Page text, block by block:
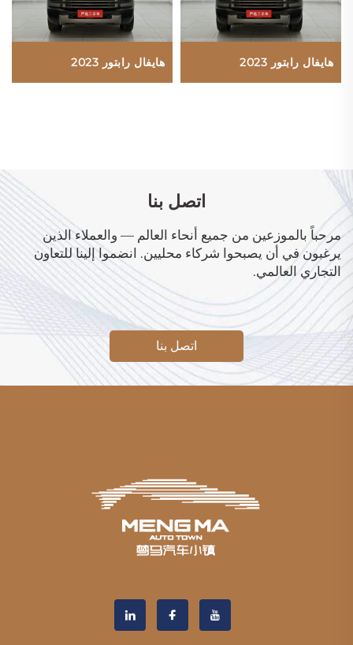
هايفال رابتور 2023 هايفال رابتور 2023
اتصل بنا
مرحباً بالموزعين من جميع أنحاء العالم — والعملاء الذين
يرغبون في أن يصبحوا شركاء محليين. انضموا إلينا للتعاون
التجاري العالمي.
اتصل بنا